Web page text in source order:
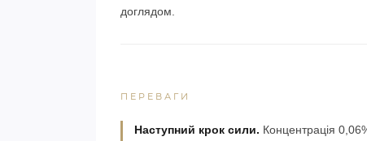
доглядом.
ПЕРЕВАГИ
Наступний крок сили. Концентрація